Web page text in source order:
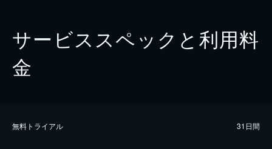
サービススペックと利用料
金
無料トライアル 31日間